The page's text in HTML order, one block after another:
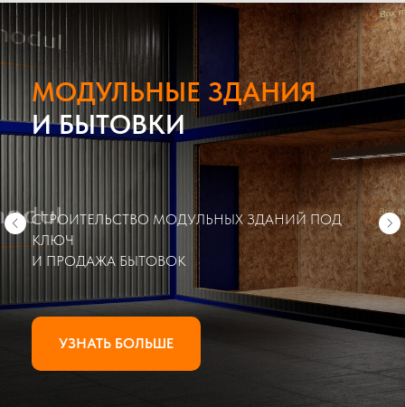
МОДУЛЬНЫЕ ЗДАНИЯ
И БЫТОВКИ
СТРОИТЕЛЬСТВО МОДУЛЬНЫХ ЗДАНИЙ ПОД
КЛЮЧ
И ПРОДАЖА БЫТОВОК
УЗНАТЬ БОЛЬШЕ